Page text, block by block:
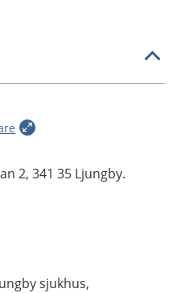
2, 341 35 Ljungby.
sjukhus,